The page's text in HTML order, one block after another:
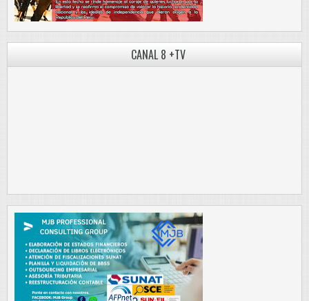
CANAL 8 +TV